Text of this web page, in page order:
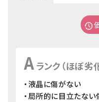
Aランク（ほぼ劣
・液晶に傷がない
・局所的に目立たな